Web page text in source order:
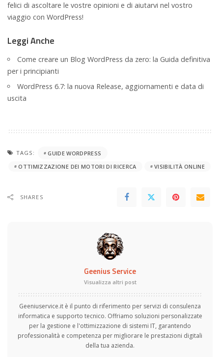
felici di ascoltare le vostre opinioni e di aiutarvi nel vostro
viaggio con WordPress!
Leggi Anche
Come creare un Blog WordPress da zero: la Guida definitiva
per i principianti
WordPress 6.7: la nuova Release, aggiornamenti e data di
uscita
TAGS:
GUIDE WORDPRESS
OTTIMIZZAZIONE DEI MOTORI DI RICERCA
VISIBILITÀ ONLINE
SHARES
Geenius Service
Visualizza altri post
Geeniuservice.it è il punto di riferimento per servizi di consulenza
informatica e supporto tecnico. Offriamo soluzioni personalizzate
per la gestione e l'ottimizzazione di sistemi IT, garantendo
professionalità e competenza per migliorare le prestazioni digitali
della tua azienda.